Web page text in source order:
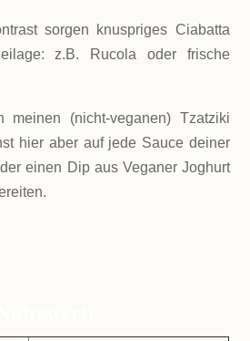
sorgen knuspriges Ciabatta
z.B. Rucola oder frische
(nicht-veganen) Tzatziki
hier aber auf jede Sauce deiner
einen Dip aus Veganer Joghurt